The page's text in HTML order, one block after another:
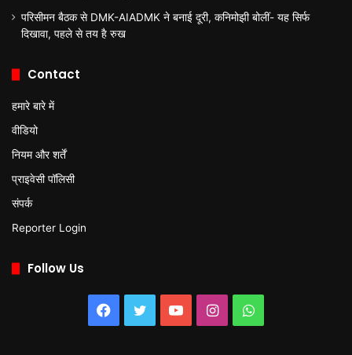
परिसीमन बैठक से DMK-AIADMK ने बनाई दूरी, कनिमोझी बोलीं- यह सिर्फ
दिखावा, पहले से तय है रुख
Contact
हमारे बारे में
वीडियो
नियम और शर्तें
प्राइवेसी पॉलिसी
संपर्क
Reporter Login
Follow Us
Facebook
TwitterYouTubeInstagramWhatsApp